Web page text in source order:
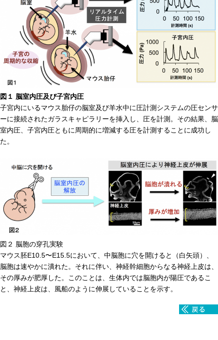
図１ 脳室内圧及び子宮内圧
子宮内にいるマウス胎仔の脳室及び羊水中に圧計測システムの圧センサ
ーに接続されたガラスキャピラリーを挿入し、圧を計測。その結果、脳
室内圧、子宮内圧ともに周期的に増減する圧を計測することに成功し
た。
図２ 脳胞の穿孔実験
マウス胚E10.5〜E15.5において、中脳胞に穴を開けると（白矢頭）、
脳胞は速やかに潰れた。それに伴い、神経幹細胞からなる神経上皮は、
その厚みが肥厚した。このことは、生体内では脳胞内が陽圧であるこ
と、神経上皮は、風船のように伸展していることを示す。